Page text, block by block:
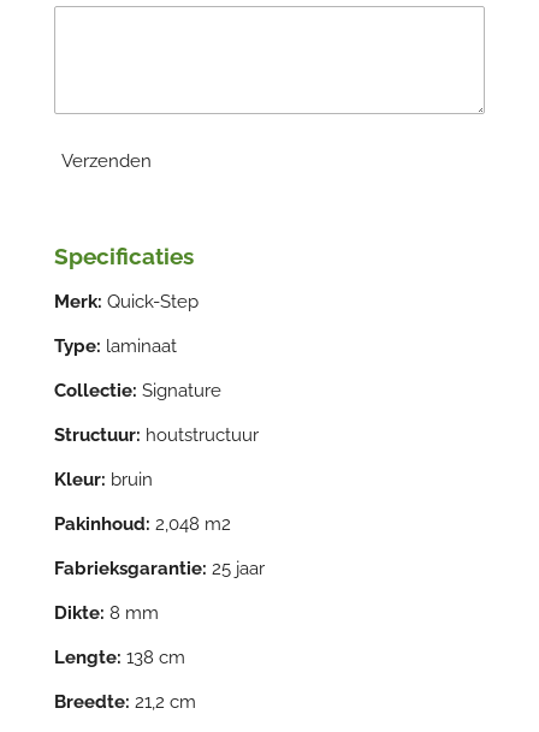
Verzenden
Specificaties
Merk: Quick-Step
Type: laminaat
Collectie: Signature
Structuur: houtstructuur
Kleur: bruin
Pakinhoud: 2,048 m2
Fabrieksgarantie: 25 jaar
Dikte: 8 mm
Lengte: 138 cm
Breedte: 21,2 cm